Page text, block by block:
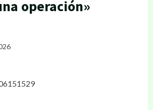
operación»